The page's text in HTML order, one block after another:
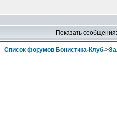
Показать
Список форумов Бонистика-Клуб->